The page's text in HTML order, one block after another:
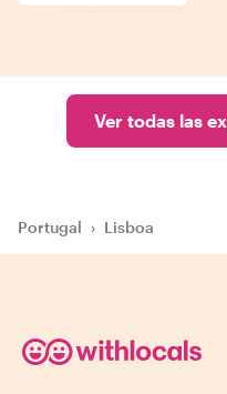
Ver todas las
Portugal › Lisboa